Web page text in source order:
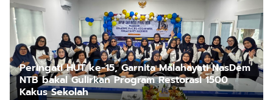
Peringati HUT ke-15, Garnita Malahayati NasDem
NTB bakal Gulirkan Program Restorasi 1500
Kakus Sekolah